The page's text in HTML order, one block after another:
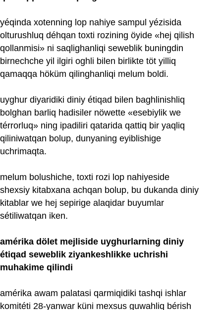
yéqinda xotenning lop nahiye sampul yézisida
olturushluq déhqan toxti rozining öyide «hej qilish
qollanmisi» ni saqlighanliqi seweblik buningdin
birnechche yil ilgiri oghli bilen birlikte töt yilliq
qamaqqa höküm qilinghanliqi melum boldi.
uyghur diyaridiki diniy étiqad bilen baghlinishliq
bolghan barliq hadisiler nöwette «esebiylik we
térrorluq» ning ipadiliri qatarida qattiq bir yaqliq
qiliniwatqan bolup, dunyaning eyiblishige
uchrimaqta.
melum bolushiche, toxti rozi lop nahiyeside
shexsiy kitabxana achqan bolup, bu dukanda diniy
kitablar we hej sepirige alaqidar buyumlar
sétiliwatqan iken.
amérika dölet mejliside uyghurlarning diniy
étiqad seweblik ziyankeshlikke uchrishi
muhakime qilindi
amérika awam palatasi qarmiqidiki tashqi ishlar
komitéti 28-yanwar küni mexsus guwahliq bérish